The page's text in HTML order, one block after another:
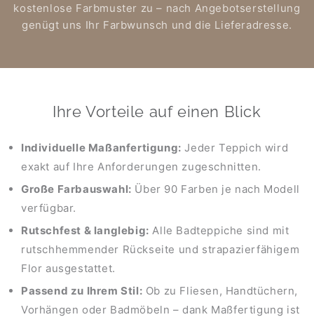
kostenlose Farbmuster zu – nach Angebotserstellung
genügt uns Ihr Farbwunsch und die Lieferadresse.
Ihre Vorteile auf einen Blick
Individuelle Maßanfertigung: Jeder Teppich wird
exakt auf Ihre Anforderungen zugeschnitten.
Große Farbauswahl: Über 90 Farben je nach Modell
verfügbar.
Rutschfest & langlebig: Alle Badteppiche sind mit
rutschhemmender Rückseite und strapazierfähigem
Flor ausgestattet.
Passend zu Ihrem Stil: Ob zu Fliesen, Handtüchern,
Vorhängen oder Badmöbeln – dank Maßfertigung ist